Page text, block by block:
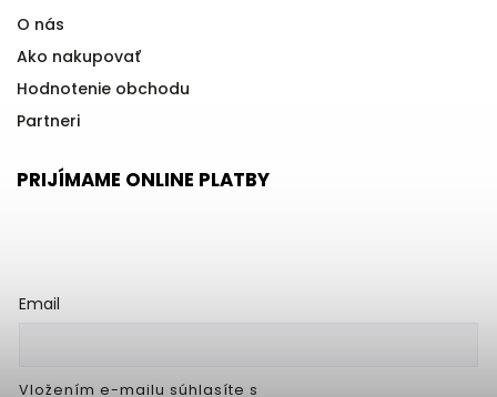
O nás
Ako nakupovať
Hodnotenie obchodu
Partneri
PRIJÍMAME ONLINE PLATBY
Email
Vložením e-mailu súhlasíte s